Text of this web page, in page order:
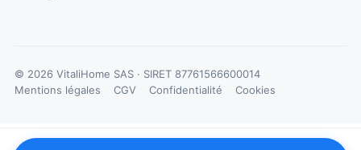
© 2026 VitaliHome SAS · SIRET 87761566600014
Mentions légales
CGV Confidentialité Cookies